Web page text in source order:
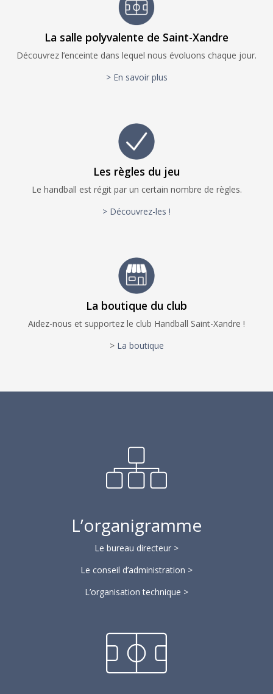
La salle polyvalente de Saint-Xandre
Découvrez l’enceinte dans lequel nous évoluons chaque jour.
> En savoir plus
Les règles du jeu
Le handball est régit par un certain nombre de règles.
> Découvrez-les !
La boutique du club
Aidez-nous et supportez le club Handball Saint-Xandre !
> La boutique
L’organigramme
Le bureau directeur >
Le conseil d’administration >
L’organisation technique >